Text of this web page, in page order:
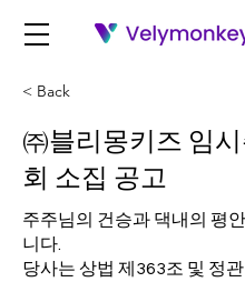
< Back
㈜블리몽키즈 임
회 소집 공고
주주님의 건승과 댁내의 평
니다.
당사는 상법 제363조 및 정관